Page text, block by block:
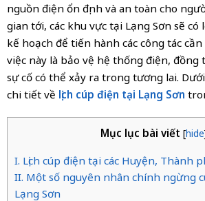
nguồn điện ổn định và an toàn cho
gian tới, các khu vực tại Lạng Sơn sẽ có
kế hoạch để tiến hành các công tác
việc này là bảo vệ hệ thống điện, đồng
sự cố có thể xảy ra trong tương lai.
chi tiết về lịch cúp điện tại Lạng Sơn
Mục lục bài viết [hide
I. Lịch cúp điện tại các Huyện, Thành
II. Một số nguyên nhân chính ngừng
Lạng Sơn